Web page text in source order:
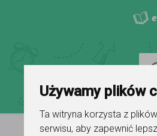
Używamy plików
Ta witryna korzysta z
serwisu, aby zapewnić